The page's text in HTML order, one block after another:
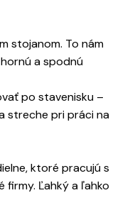
stojanom. To nám
a spodnú
po stavenisku –
streche pri práci na
ktoré pracujú s
firmy. Ľahký a ľahko